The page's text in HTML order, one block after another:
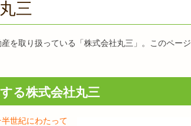
三
を取り扱っている「株式会社丸三」。このページ
る株式会社丸三
世紀にわたって